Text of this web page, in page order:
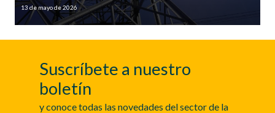
13 de mayo de 2026
Suscríbete a nuestro
boletín
y conoce todas las novedades del sector de la